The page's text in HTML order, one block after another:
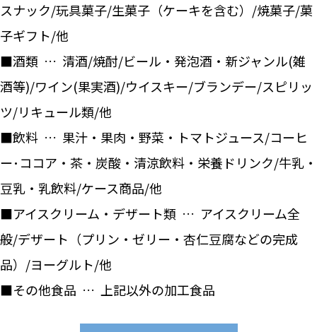
スナック/玩具菓子/生菓子（ケーキを含む）/焼菓子/菓
子ギフト/他
■酒類 … 清酒/焼酎/ビール・発泡酒・新ジャンル(雑
酒等)/ワイン(果実酒)/ウイスキー/ブランデー/スピリッ
ツ/リキュール類/他
■飲料 … 果汁・果肉・野菜・トマトジュース/コーヒ
ー･ココア・茶・炭酸・清涼飲料・栄養ドリンク/牛乳・
豆乳・乳飲料/ケース商品/他
■アイスクリーム・デザート類 … アイスクリーム全
般/デザート（プリン・ゼリー・杏仁豆腐などの完成
品）/ヨーグルト/他
■その他食品 … 上記以外の加工食品